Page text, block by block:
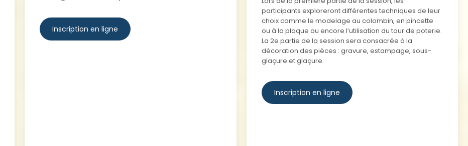
Inscription en ligne
participants exploreront différentes techniques de leur
choix comme le modelage au colombin, en pincette
ou à la plaque ou encore l’utilisation du tour de poterie.
La 2e partie de la session sera consacrée à la
décoration des pièces : gravure, estampage, sous-
glaçure et glaçure.
Inscription en ligne